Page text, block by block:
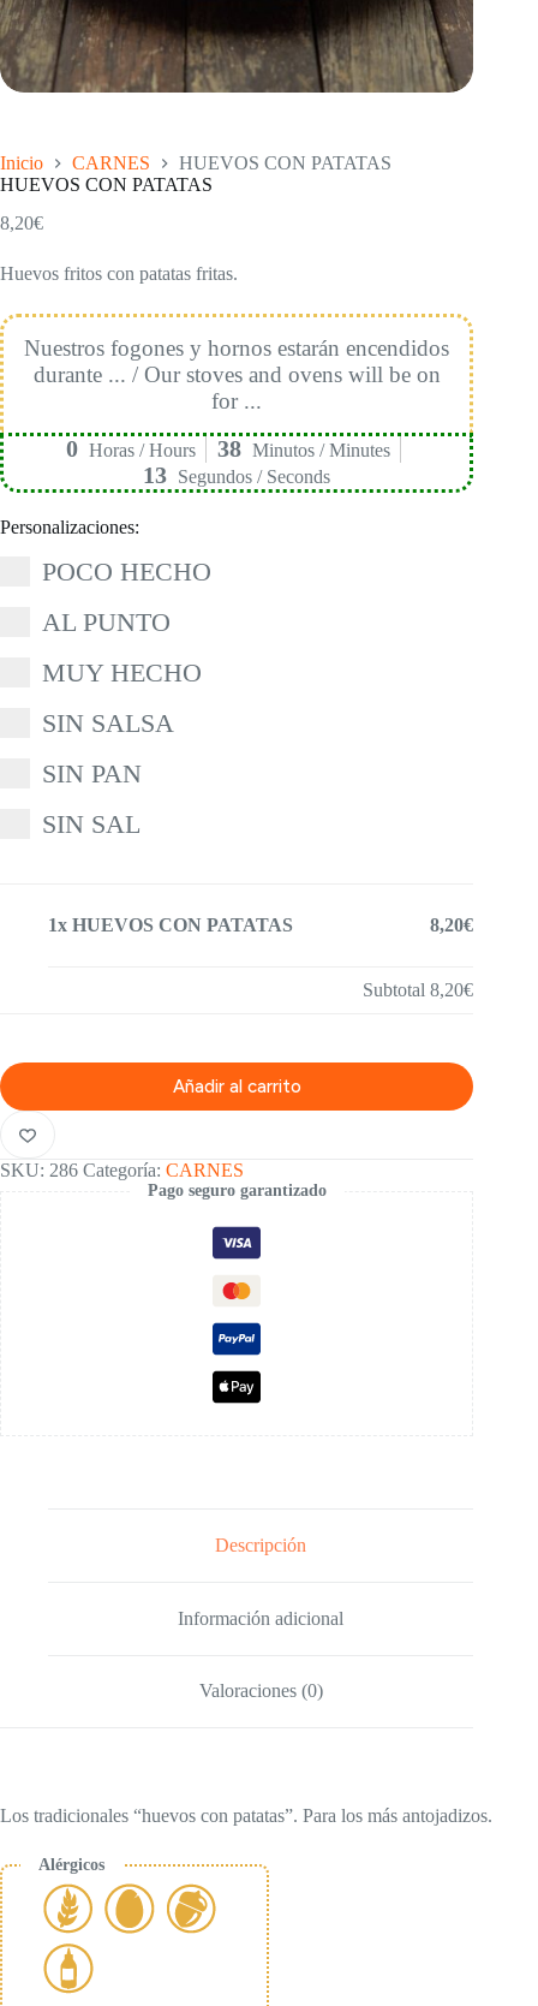
Inicio CARNES
HUEVOS CON PATATAS
HUEVOS CON PATATAS
8,20€
Huevos fritos con patatas fritas.
Nuestros fogones y hornos estarán encendidos
durante ... / Our stoves and ovens will be on
for ...
0 Horas / Hours 38 Minutos / Minutes
13 Segundos / Seconds
Personalizaciones:
POCO HECHO
AL PUNTO
MUY HECHO
SIN SALSA
SIN PAN
SIN SAL
1x HUEVOS CON PATATAS 8,20€
Subtotal8,20€
Añadir al carrito
SKU: 286 Categoría: CARNES
Pago seguro garantizado
Descripción
Información adicional
Valoraciones (0)
Los tradicionales “huevos con patatas”. Para los más antojadizos.
Alérgicos